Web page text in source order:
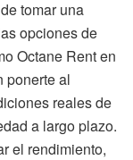
tomar una
opciones de
Octane Rent en
ponerte al
reales de
a largo plazo.
el rendimiento,